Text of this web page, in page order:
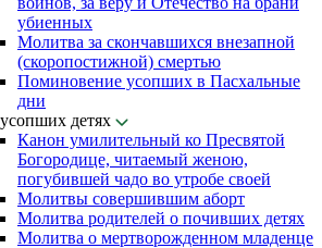
убиенных
Молитва за скончавшихся внезапной
(скоропостижной) смертью
Поминовение усопших в Пасхальные
дни
детях
Канон умилительный ко Пресвятой
Богородице, читаемый женою,
погубившей чадо во утробе своей
Молитвы совершившим аборт
Молитва родителей о почивших детях
Молитва о мертворожденном младенце